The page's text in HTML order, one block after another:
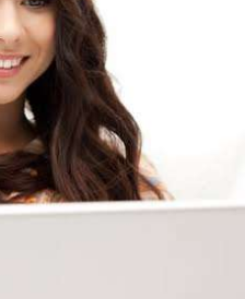
đối với các giao dịch
nhà cung cấp nước ngoài
Bitcoin khai thác thành công
khoảng cách giữa các
đang trong giai đoạn tích
Nhà đầu tư nên tránh
chờ đợi tín hiệu rõ ràng hơn
từ tháng 4 với 1 tỷ USD)